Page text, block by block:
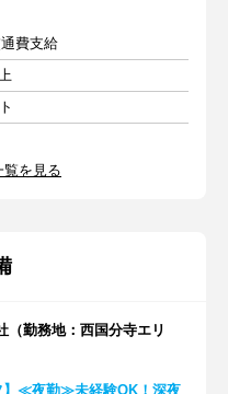
費支給
覧を見る
（勤務地：西国分寺エリ
】≪夜勤≫未経験OK！深夜